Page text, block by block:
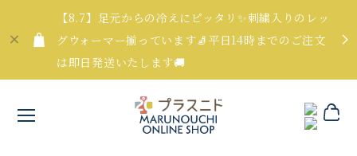
【8.7】足元からの冷えにピッタリ✨刺繍入りのレッ
グウォーマー揃っています🧦平日14時までのご注文
は即日発送いたします🚚